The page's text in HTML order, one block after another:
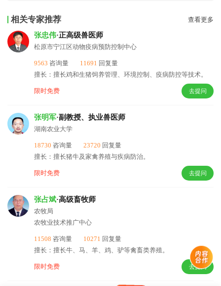
相关专家推荐 查看更多
张忠伟·正高级兽医师
松原市宁江区动物疫病预防控制中心
9563 咨询量 11691 回复量
擅长：擅长鸡和生猪饲养管理、环境控制、疫病防控等技术。
限时免费 去提问
张明军·副教授、执业兽医师
湖南农业大学
18730 咨询量 23720 回复量
擅长：擅长猪牛及家禽养殖与疾病防治。
限时免费 去提问
张占斌·高级畜牧师
农牧局
农牧业技术推广中心
11508 咨询量 10271 回复量
擅长：擅长牛、马、羊、鸡、驴等禽畜类养殖。
限时免费 去提问